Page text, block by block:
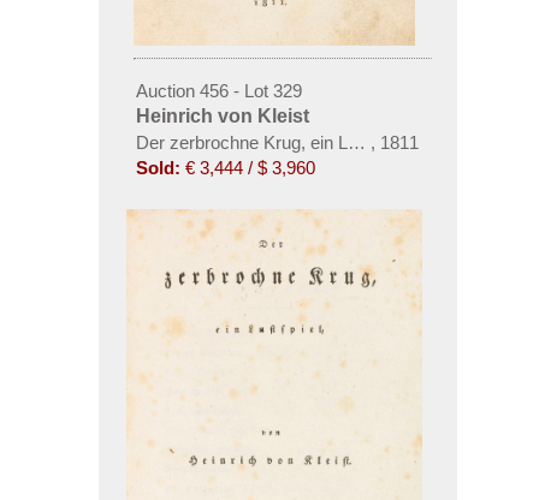
Auction 456 - Lot 329
Heinrich von Kleist
Der zerbrochne Krug, ein Lustspiel.
, 1811
Sold: € 3,444 / $ 3,960